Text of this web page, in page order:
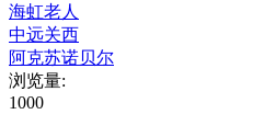
海虹老人
中远关西
阿克苏诺贝尔
浏览量:
1000